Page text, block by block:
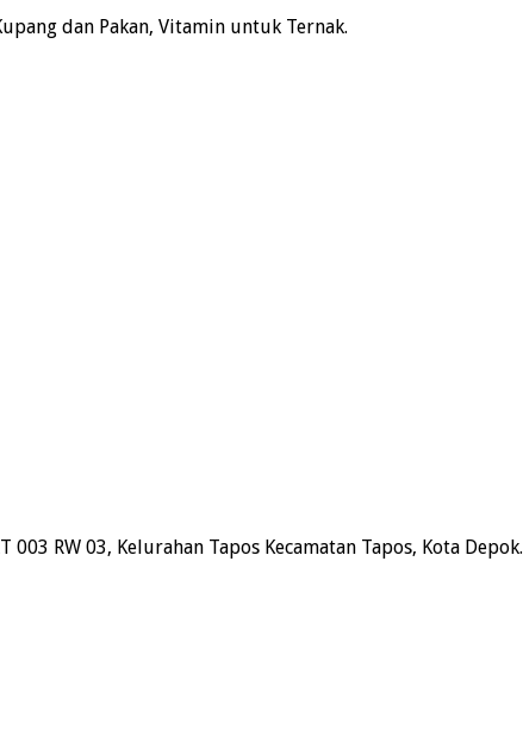
dan Pakan, Vitamin untuk Ternak.
003 RW 03, Kelurahan Tapos Kecamatan Tapos, Kota Depok.